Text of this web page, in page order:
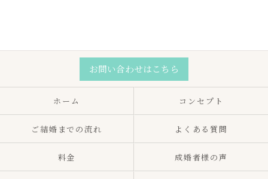
お問い合わせはこちら
ホーム コンセプト
ご結婚までの流れ よくある質問
料金 成婚者様の声